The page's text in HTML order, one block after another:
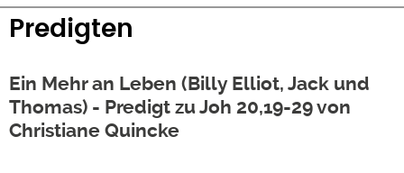
Predigten
Ein Mehr an Leben (Billy Elliot, Jack und
Thomas) - Predigt zu Joh 20,19-29 von
Christiane Quincke